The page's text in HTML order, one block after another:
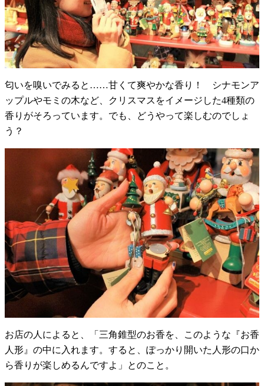
匂いを嗅いでみると……甘くて爽やかな香り！ シナモンア
ップルやモミの木など、クリスマスをイメージした4種類の
香りがそろっています。でも、どうやって楽しむのでしょ
う？
お店の人によると、「三角錐型のお香を、このような『お香
人形』の中に入れます。すると、ぽっかり開いた人形の口か
ら香りが楽しめるんですよ」とのこと。